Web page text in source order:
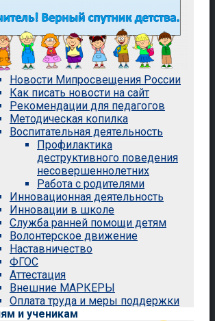
Новости Мипросвещения России
Как писать новости на сайт
Рекомендации для педагогов
Методическая копилка
Воспитательная деятельность
Профилактика
деструктивного поведения
несовершеннолетних
Работа с родителями
Инновационная деятельность
Инновации в школе
Служба ранней помощи детям
Волонтерское движение
Наставничество
ФГОС
Аттестация
Внешние МАРКЕРЫ
Оплата труда и меры поддержки
и ученикам